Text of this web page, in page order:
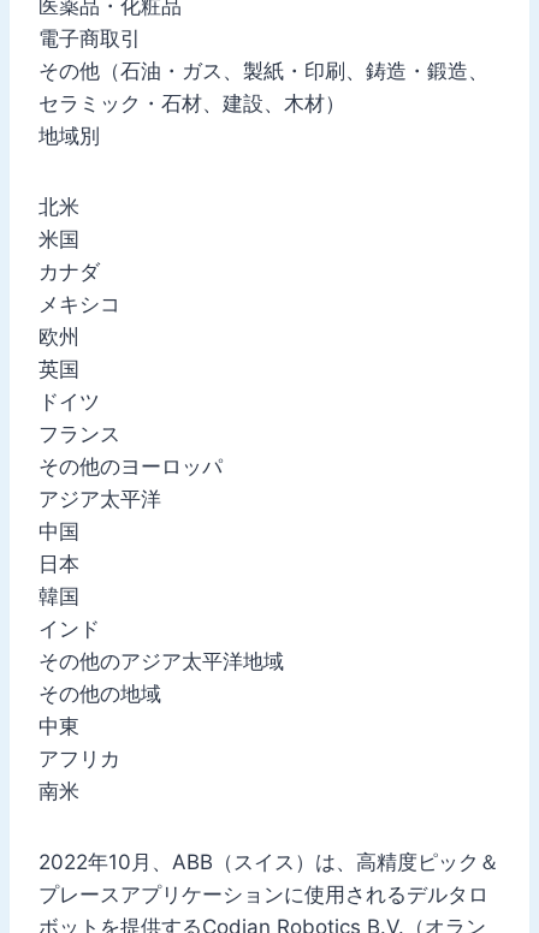
医薬品・化粧品
電子商取引
その他（石油・ガス、製紙・印刷、鋳造・鍛造、
セラミック・石材、建設、木材）
地域別
北米
米国
カナダ
メキシコ
欧州
英国
ドイツ
フランス
その他のヨーロッパ
アジア太平洋
中国
日本
韓国
インド
その他のアジア太平洋地域
その他の地域
中東
アフリカ
南米
2022年10月、ABB（スイス）は、高精度ピック＆
プレースアプリケーションに使用されるデルタロ
ボットを提供するCodian Robotics B.V.（オラン